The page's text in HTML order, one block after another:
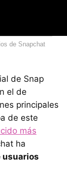
de Snapchat
de Snap
el de
principales
de este
más
ha
usuarios